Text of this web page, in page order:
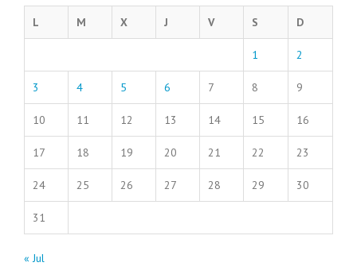
L M X J V S D
1 2
3 4 5 6 7 8 9
10 11 12 13 14 15 16
17 18 19 20 21 22 23
24 25 26 27 28 29 30
31
« Jul